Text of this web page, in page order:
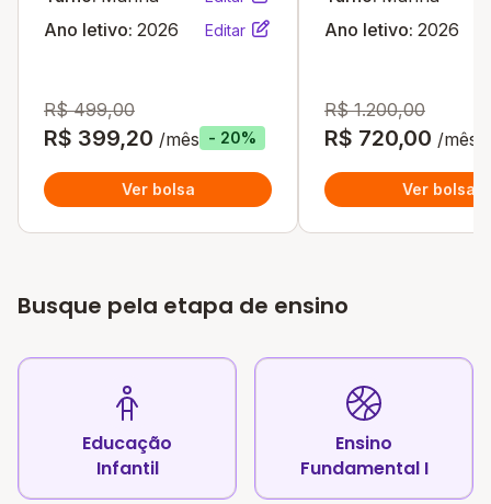
Ano letivo: 2026 Editar
R$ 499,00
R$ 399,20 /mês - 20%
Ver bolsa
Ano letivo: 2026
R$ 1.200,00
R$ 720,00 /mês
Ver bolsa
Busque pela etapa de ensino
Educação
Infantil
Ensino
Fundamental I